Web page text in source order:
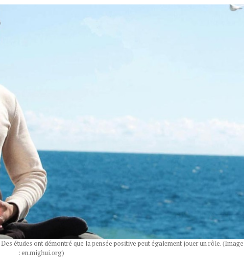
études ont démontré que la pensée positive peut également jouer un rôle. (Image
: en.mighui.org)